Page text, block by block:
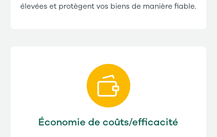
élevées et protègent vos biens de manière fiable.
Économie de coûts/efficacité